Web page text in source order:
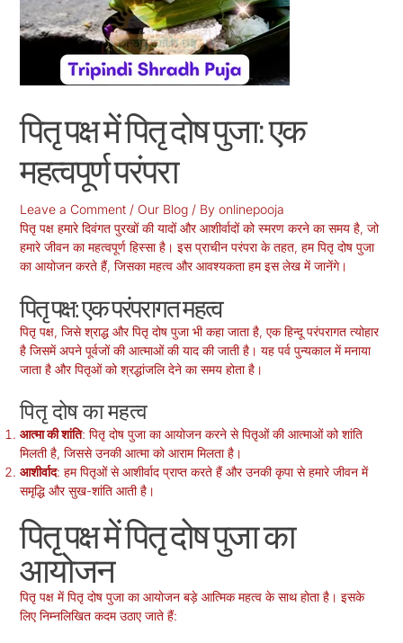
पितृ पक्ष में पितृ दोष पुजा: एक
महत्वपूर्ण परंपरा
Leave a Comment / Our Blog/ By onlinepooja
पितृ पक्ष हमारे दिवंगत पुरखों की यादों और आशीर्वादों को स्मरण करने का समय है, जो
हमारे जीवन का महत्वपूर्ण हिस्सा है। इस प्राचीन परंपरा के तहत, हम पितृ दोष पुजा
का आयोजन करते हैं, जिसका महत्व और आवश्यकता हम इस लेख में जानेंगे।
पितृ पक्ष: एक परंपरागत महत्व
पितृ पक्ष, जिसे श्राद्ध और पितृ दोष पुजा भी कहा जाता है, एक हिन्दू परंपरागत त्योहार
है जिसमें अपने पूर्वजों की आत्माओं की याद की जाती है। यह पर्व पुन्यकाल में मनाया
जाता है और पितृओं को श्रद्धांजलि देने का समय होता है।
पितृ दोष का महत्व
आत्मा की शांति: पितृ दोष पुजा का आयोजन करने से पितृओं की आत्माओं को शांति
मिलती है, जिससे उनकी आत्मा को आराम मिलता है।
आशीर्वाद: हम पितृओं से आशीर्वाद प्राप्त करते हैं और उनकी कृपा से हमारे जीवन में
समृद्धि और सुख-शांति आती है।
पितृ पक्ष में पितृ दोष पुजा का
आयोजन
पितृ पक्ष में पितृ दोष पुजा का आयोजन बड़े आत्मिक महत्व के साथ होता है। इसके
लिए निम्नलिखित कदम उठाए जाते हैं: